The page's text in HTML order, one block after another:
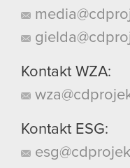
Kontakt WZA:
Kontakt ESG: